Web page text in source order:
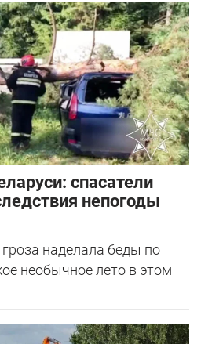
спасатели
непогоды
наделала беды по
необычное лето в этом